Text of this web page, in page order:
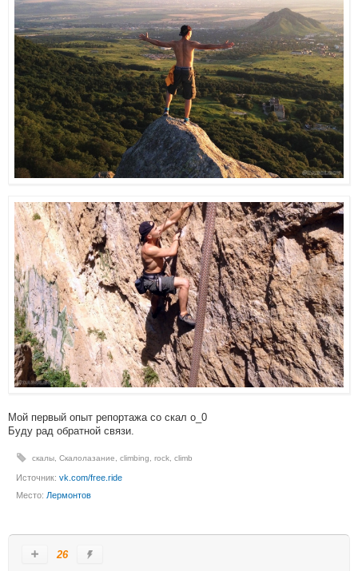
Мой первый опыт репортажа со скал о_0
Буду рад обратной связи.
скалы Скалолазание climbing rock climb
Источник: vk.com/free.ride
Место: Лермонтов
26